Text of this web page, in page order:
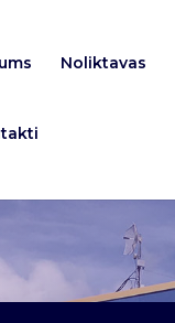
Noliktavas